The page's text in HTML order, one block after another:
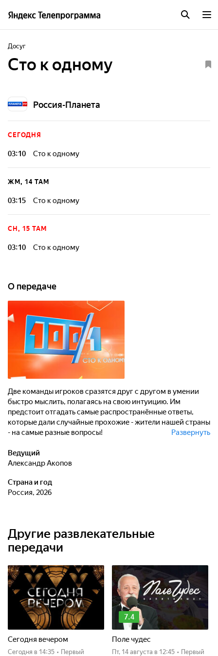
Досуг
Сто к одному
Россия-Планета
СЕГОДНЯ
03:10 Сто к одному
ЖМ, 14 ТАМ
03:15 Сто к одному
СН, 15 ТАМ
03:10 Сто к одному
О передаче
Две команды игроков сразятся друг с другом в умении
быстро мыслить, полагаясь на свою интуицию. Им
предстоит отгадать самые распространённые ответы,
которые дали случайные прохожие - жители нашей страны
- на самые разные вопросы!
Найти какие-то единственно правильные ответы порой
невозможно. Потому что сколько людей, столько и
непредсказуемы.
Развернуть
Ведущий
Александр Акопов
Страна и год
Россия, 2026
Другие развлекательные
передачи
Сегодня вечером
Сегодня в 14:35 • Первый
7.4
Поле чудес
пт, 14 августа в 12:45 • Первый